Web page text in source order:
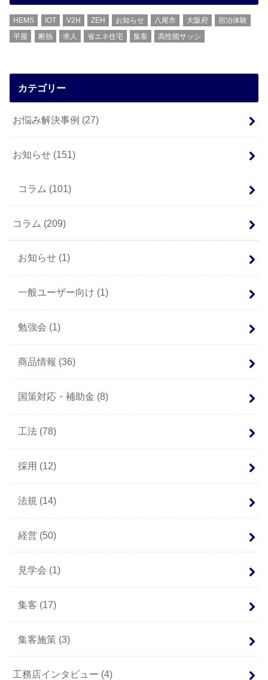
HEMS IOT V2H ZEH お知らせ 八尾市 大阪府
宿泊体験
平屋
断熱 求人 省エネ住宅 集客 高性能サッシ
カテゴリー
お悩み解決事例 (27)
お知らせ (151)
コラム (101)
コラム (209)
お知らせ (1)
一般ユーザー向け (1)
勉強会 (1)
商品情報 (36)
国策対応・補助金 (8)
工法 (78)
採用 (12)
法規 (14)
経営 (50)
見学会 (1)
集客 (17)
集客施策 (3)
工務店インタビュー (4)